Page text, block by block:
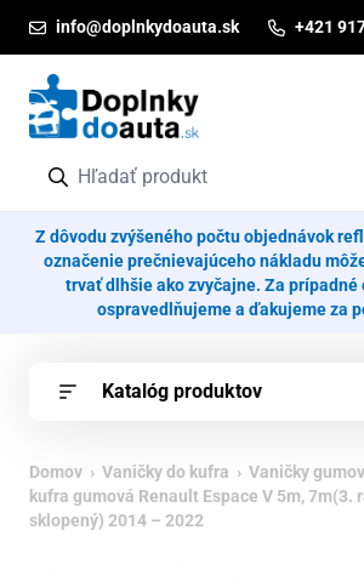
info@doplnkydoauta.sk +421
Z dôvodu zvýšeného počtu objednávok
označenie prečnievajúceho nákladu
trvať dlhšie ako zvyčajne. Za prípadné
ospravedlňujeme a ďakujeme za
Katalóg produktov
Domov › Vaničky do kufra › Vaničky
kufra gumová Renault Espace V 5m, 7m(3.
sklopený) 2014 – 2022